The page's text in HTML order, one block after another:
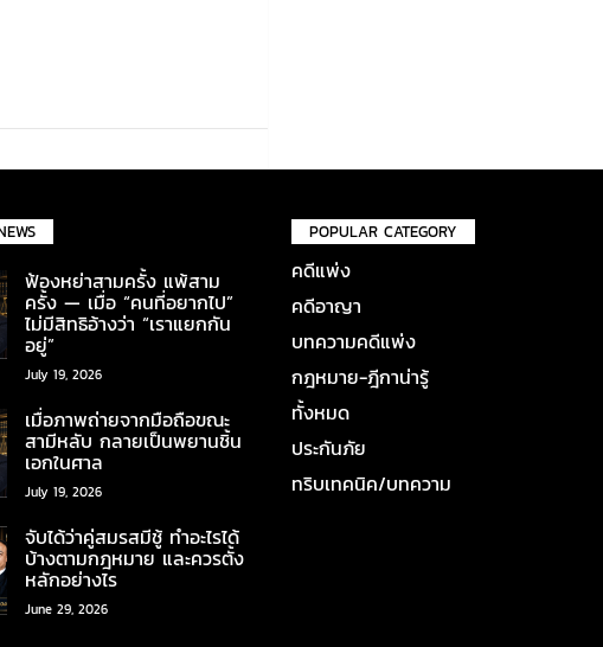
ฟ้องหย่าสามครั้ง แพ้สาม
ครั้ง — เมื่อ “คนที่อยากไป”
ไม่มีสิทธิอ้างว่า “เราแยกกัน
อยู่”
July 19, 2026
เมื่อภาพถ่ายจากมือถือขณะ
สามีหลับ กลายเป็นพยานชิ้น
เอกในศาล
July 19, 2026
จับได้ว่าคู่สมรสมีชู้ ทำอะไรได้
บ้างตามกฎหมาย และควรตั้ง
หลักอย่างไร
June 29, 2026
POPULAR CATEGORY
คดีแพ่ง
คดีอาญา
บทความคดีแพ่ง
กฎหมาย-ฎีกาน่ารู้
ทั้งหมด
ประกันภัย
ทริบเทคนิค/บทความ